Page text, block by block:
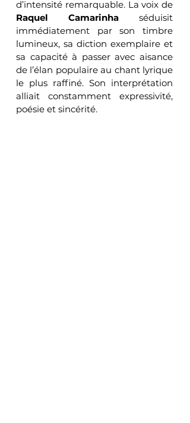
Raquel Camarinha séduisit
immédiatement par son timbre
lumineux, sa diction exemplaire et
sa capacité à passer avec aisance
de l’élan populaire au chant lyrique
le plus raffiné. Son interprétation
alliait constamment expressivité,
poésie et sincérité.